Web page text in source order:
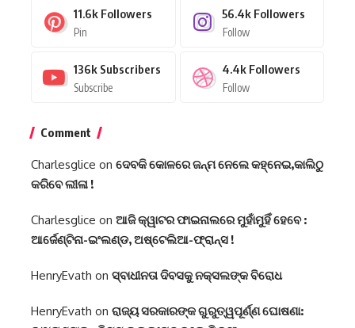
11.6k Followers
Pin
56.4k Followers
Follow
136k Subscribers
Subscribe
4.4k Followers
Follow
Comment
Charlesglice on ଦେବକି କୋଳରେ ଜନ୍ମ ନେଲେ କହ୍ନେଇ,କାଲିଠୁ
କରିବେ ଲୀଳା !
Charlesglice on ଆଜି କ୍ୱାଟର ଫାଇନାଲରେ ମୁହାଁମୁହିଁ ହେବେ :
ଆର୍ଜେଣ୍ଟିନା-ଇଂଲଣ୍ଡ, ଅଷ୍ଟେଲିଆ-ଫ୍ରାନ୍ସ !
HenryEvath on ସ୍ବାଧୀନତା ଦିବସକୁ ନକ୍ସଲଙ୍କ ବିରୋଧ
HenryEvath on ରାଜ୍ୟ ସରକାରଙ୍କ ଗୁରୁତ୍ୱପୂର୍ଣ୍ଣ ଘୋଷଣା: